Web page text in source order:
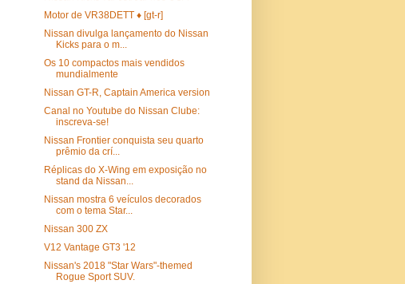
Motor de VR38DETT ♦ [gt-r]
Nissan divulga lançamento do Nissan
Kicks para o m...
Os 10 compactos mais vendidos
mundialmente
Nissan GT-R, Captain America version
Canal no Youtube do Nissan Clube:
inscreva-se!
Nissan Frontier conquista seu quarto
prêmio da crí...
Réplicas do X-Wing em exposição no
stand da Nissan...
Nissan mostra 6 veículos decorados
com o tema Star...
Nissan 300 ZX
V12 Vantage GT3 '12
Nissan's 2018 "Star Wars"-themed
Rogue Sport SUV.